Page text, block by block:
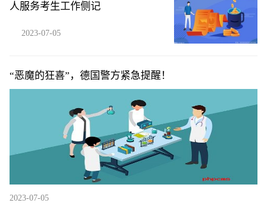
人服务考生工作侧记
2023-07-05
“恶魔的狂喜”，德国警方紧急提醒！
2023-07-05